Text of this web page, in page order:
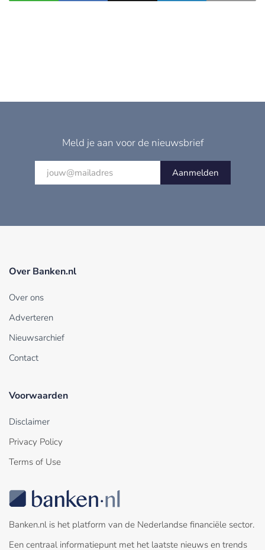
Meld je aan voor de nieuwsbrief
Aanmelden
Over Banken.nl
Over ons
Adverteren
Nieuwsarchief
Contact
Voorwaarden
Disclaimer
Privacy Policy
Terms of Use
Banken.nl is het platform van de Nederlandse financiële sector.
Een centraal informatiepunt met het laatste nieuws en trends